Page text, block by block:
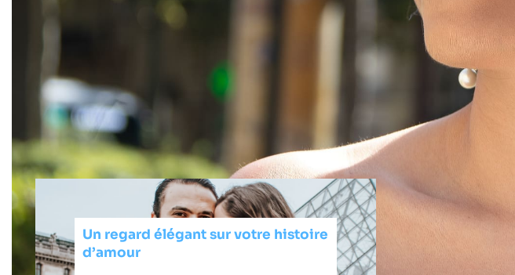
Un regard élégant sur votre histoire
d’amour